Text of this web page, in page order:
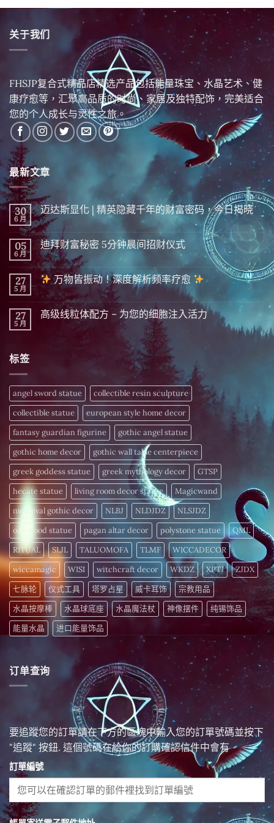
关于我们
FHSJP复合式精品店精选产品包括能量珠宝、水晶艺术、健
康疗愈等，汇聚高品质的时尚、家居及独特配饰，完美适合
您的个人成长与灵性之旅。
最新文章
30
6 月
迈达斯显化 | 精英隐藏千年的财富密码，今日揭晓
在
〈迈
达
斯
显
化
|
精
英
隐
千
年
晓〉
中
尚
無
留
言
05
6 月
迪拜财富秘密 5分钟晨间招财仪式
在
〈迪
拜
财
富
密 5
分
钟
尚
無
留
言
27
5 月
万物皆振动！深度解析频率疗愈
在
万
频
率
疗
愈
〉
中
尚
無
留
言
27
5 月
高级线粒体配方 – 为您的细胞注入活力
–
为
您
的
细
胞
注
入
活
力〉
中
标签
angel sword statue
collectible resin sculpture
collectible statue
european style home decor
fantasy guardian figurine
gothic angel statue
gothic home decor
gothic wall table centerpiece
greek goddess statue
greek mythology decor
GTSP
hecate statue
living room decor statue
Magicwand
medieval gothic decor
NLBJ NLDJDZ
NLSJDZ
oak wood statue
pagan altar decor polystone statue
QML
RITUAL
SLJL TALUOMOFA TLMF
WICCADECOR
wiccamagic
WISI witchcraft decor WKDZ XPTJ
ZJDX
七脉轮
仪式工具 塔罗占星 威卡耳饰
宗教用品
水晶按摩棒
水晶球底座 水晶魔法杖 神像摆件
纯锡饰品
能量水晶
进口能量饰品
订单查询
要追蹤您的訂單請在下方的區塊中輸入您的訂單號碼並按下
"追蹤" 按鈕. 這個號碼在給你的訂購確認信件中會有
訂單編號